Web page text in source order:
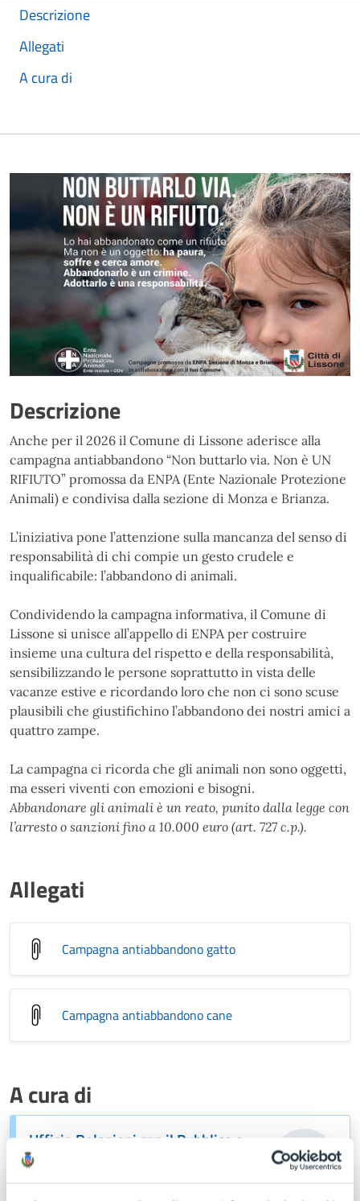
Descrizione
Allegati
A cura di
Descrizione
Anche per il 2026 il Comune di Lissone aderisce alla
campagna antiabbandono “Non buttarlo via. Non è UN
RIFIUTO” promossa da ENPA (Ente Nazionale Protezione
Animali) e condivisa dalla sezione di Monza e Brianza.
L’iniziativa pone l’attenzione sulla mancanza del senso di
responsabilità di chi compie un gesto crudele e
inqualificabile: l’abbandono di animali.
Condividendo la campagna informativa, il Comune di
Lissone si unisce all’appello di ENPA per costruire
insieme una cultura del rispetto e della responsabilità,
sensibilizzando le persone soprattutto in vista delle
vacanze estive e ricordando loro che non ci sono scuse
plausibili che giustifichino l’abbandono dei nostri amici a
quattro zampe.
La campagna ci ricorda che gli animali non sono oggetti,
ma esseri viventi con emozioni e bisogni.
Abbandonare gli animali è un reato, punito dalla legge con
l’arresto o sanzioni fino a 10.000 euro (art. 727 c.p.).
Allegati
Campagna antiabbandono gatto
Campagna antiabbandono cane
A cura di
Ufficio Relazioni con il Pubblico e
Comunicazione
Via Gramsci 21, Lissone (MB), 20851